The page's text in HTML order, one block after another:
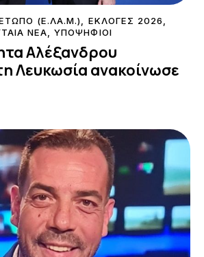
(Ε.ΛΑ.Μ.), ΕΚΛΟΓΕΣ 2026,
ΝΕΑ,ΥΠΟΨΗΦΙΟΙ
Αλέξανδρου
Λευκωσία ανακοίνωσε